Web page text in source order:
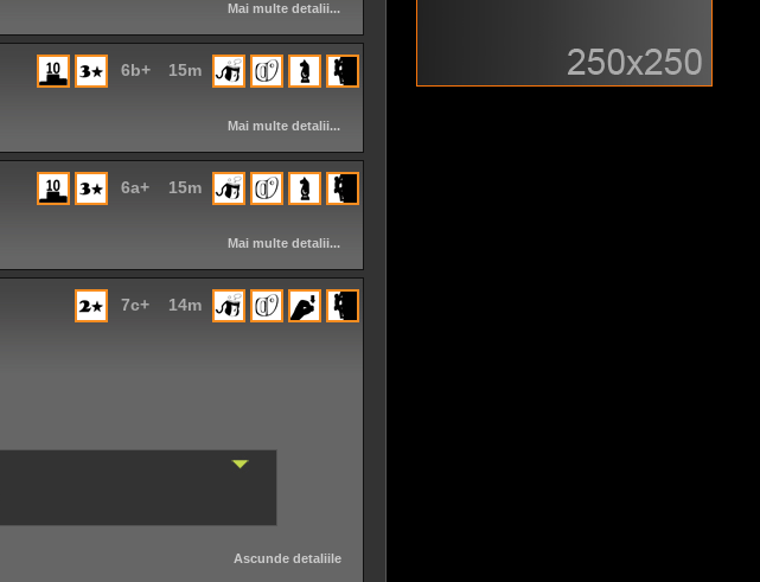
Mai multe detalii...
15m
6b+
Mai multe detalii...
15m
6a+
Mai multe detalii...
14m
7c+
Ascunde detaliile